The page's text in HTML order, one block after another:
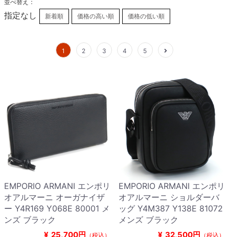
並べ替え：
指定なし 新着順 価格の高い順 価格の低い順
1 2 3 4 5
EMPORIO ARMANI エンポリ
オアルマーニ オーガナイザ
ー Y4R169 Y068E 80001 メ
ンズ ブラック
¥ 25,700円 （税込）
EMPORIO ARMANI エンポリ
オアルマーニ ショルダーバ
ッグ Y4M387 Y138E 81072
メンズ ブラック
¥ 32,500円 （税込）